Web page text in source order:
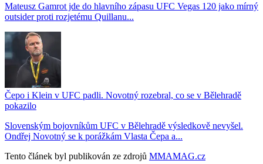
Mateusz Gamrot jde do hlavního zápasu UFC Vegas 120 jako mírný
outsider proti rozjetému Quillanu...
Čepo i Klein v UFC padli. Novotný rozebral, co se v Bělehradě
pokazilo
Slovenským bojovníkům UFC v Bělehradě výsledkově nevyšel.
Ondřej Novotný se k porážkám Vlasta Čepa a...
Tento článek byl publikován ze zdrojů MMAMAG.cz